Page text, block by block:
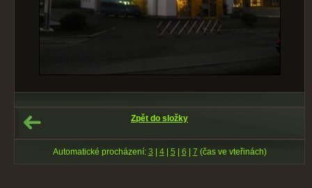
Zpět do složky
Automatické procházení: 3 4| 5 6 7 (čas ve vteřinách)